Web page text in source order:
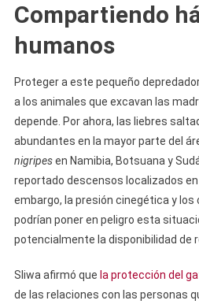
Compartiendo
humanos
Proteger a este pequeño
a los animales que excavan las
depende. Por ahora, las liebres
abundantes en la mayor parte del
nigripesen Namibia, Botsuana y
reportado descensos localizados
embargo, la presión cinegética y los
podrían poner en peligro esta
potencialmente la disponibilidad de
Sliwa afirmó que la protección del
de las relaciones con las personas